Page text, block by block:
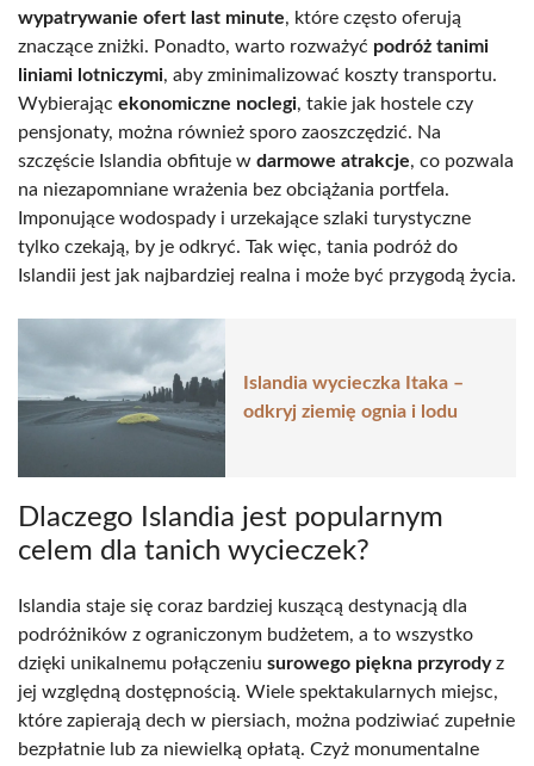
wypatrywanie ofert last minute, które często oferują
znaczące zniżki. Ponadto, warto rozważyć podróż tanimi
liniami lotniczymi, aby zminimalizować koszty transportu.
Wybierając ekonomiczne noclegi, takie jak hostele czy
pensjonaty, można również sporo zaoszczędzić. Na
szczęście Islandia obfituje w darmowe atrakcje, co pozwala
na niezapomniane wrażenia bez obciążania portfela.
Imponujące wodospady i urzekające szlaki turystyczne
tylko czekają, by je odkryć. Tak więc, tania podróż do
Islandii jest jak najbardziej realna i może być przygodą życia.
Islandia wycieczka Itaka –
odkryj ziemię ognia i lodu
Dlaczego Islandia jest popularnym
celem dla tanich wycieczek?
Islandia staje się coraz bardziej kuszącą destynacją dla
podróżników z ograniczonym budżetem, a to wszystko
dzięki unikalnemu połączeniu surowego piękna przyrodyz
jej względną dostępnością. Wiele spektakularnych miejsc,
które zapierają dech w piersiach, można podziwiać zupełnie
bezpłatnie lub za niewielką opłatą. Czyż monumentalne